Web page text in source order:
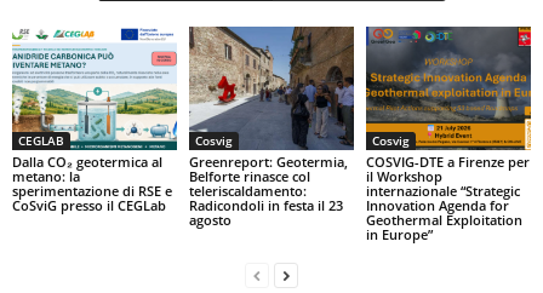
CEGLAB
Dalla CO₂ geotermica al
metano: la
sperimentazione di RSE e
CoSviG presso il CEGLab
Cosvig
Greenreport: Geotermia,
Belforte rinasce col
teleriscaldamento:
Radicondoli in festa il 23
agosto
Cosvig
COSVIG-DTE a Firenze per
il Workshop
internazionale “Strategic
Innovation Agenda for
Geothermal Exploitation
in Europe”